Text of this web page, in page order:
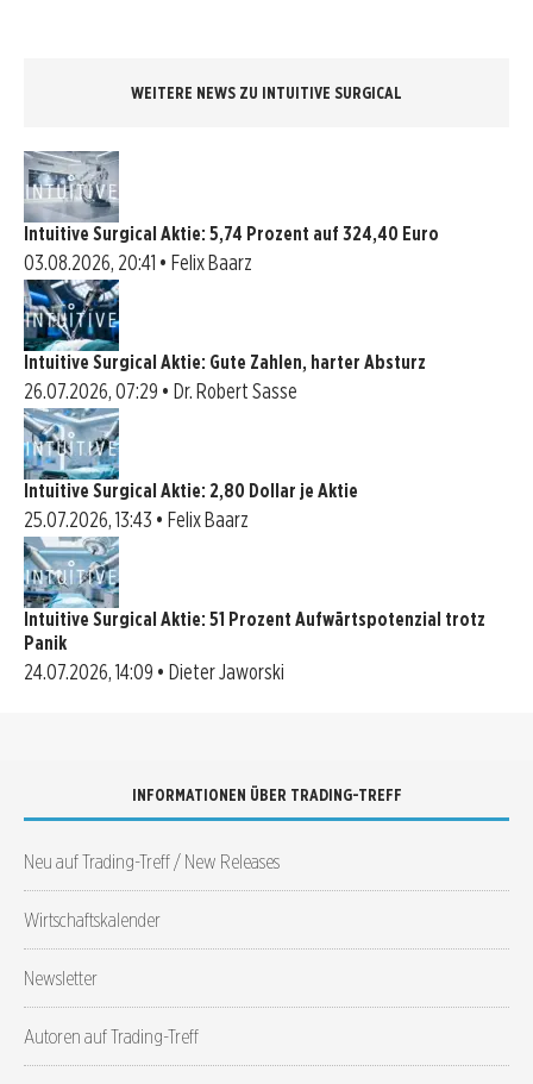
WEITERE NEWS ZU INTUITIVE SURGICAL
Intuitive Surgical Aktie: 5,74 Prozent auf 324,40 Euro
03.08.2026, 20:41 • Felix Baarz
Intuitive Surgical Aktie: Gute Zahlen, harter Absturz
26.07.2026, 07:29 • Dr. Robert Sasse
Intuitive Surgical Aktie: 2,80 Dollar je Aktie
25.07.2026, 13:43 • Felix Baarz
Intuitive Surgical Aktie: 51 Prozent Aufwärtspotenzial trotz
Panik
24.07.2026, 14:09 • Dieter Jaworski
INFORMATIONEN ÜBER TRADING-TREFF
Neu auf Trading-Treff / New Releases
Wirtschaftskalender
Newsletter
Autoren auf Trading-Treff